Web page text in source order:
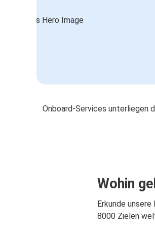
Onboard-Services unterliegen
Wohin
Erkunde
8000 Zielen